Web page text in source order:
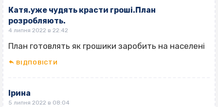
Катя.уже чудять красти гроші.План
розробляють.
4 липня 2022 в 22:42
План готовлять як грошики заробить на населені
ВІДПОВІCТИ
Ірина
5 липня 2022 в 08:04